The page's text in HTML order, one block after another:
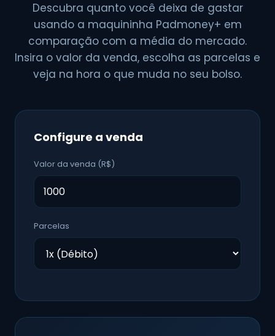
Descubra quanto você deixa de gastar
usando a maquininha Padmoney+ em
comparação com a média do mercado.
Insira o valor da venda, escolha as parcelas e
veja na hora o que muda no seu bolso.
Configure a venda
Valor da venda (R$)
Parcelas